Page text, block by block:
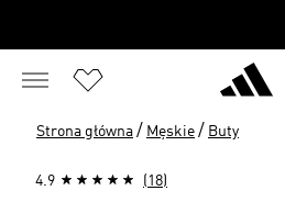
Strona główna / Męskie / Buty
4.9 (18)